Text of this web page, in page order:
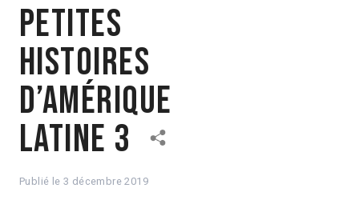
Petites
Histoires
d’Amérique
Latine 3
Publié le3 décembre 2019